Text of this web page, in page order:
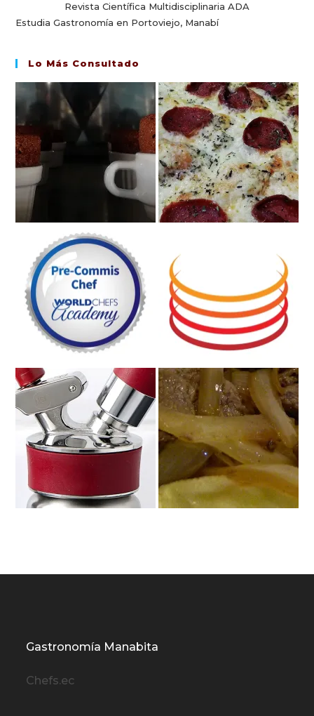
Revista Científica Multidisciplinaria ADA
Estudia Gastronomía en Portoviejo, Manabí
Lo Más Consultado
Gastronomía Manabita
Chefs.ec